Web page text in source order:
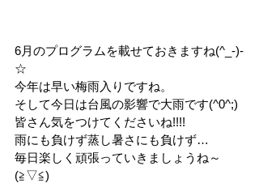
6月のプログラムを載せておきますね(^_-)-
☆
今年は早い梅雨入りですね。
そして今日は台風の影響で大雨です(^0^;)
皆さん気をつけてくださいね!!!!
雨にも負けず蒸し暑さにも負けず…
毎日楽しく頑張っていきましょうね～
(≧▽≦)